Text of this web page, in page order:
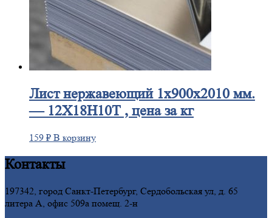
Листнержавеющий 1x900x2010 мм.
— 12Х18Н10Т , цена за кг
159 ₽ В корзину
Контакты
197342, город Санкт-Петербург, Сердобольская ул, д. 65
литера А, офис 509а помещ. 2-н